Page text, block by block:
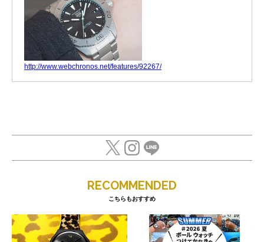
http://www.webchronos.net/features/92267/
RECOMMENDED
こちらもおすすめ